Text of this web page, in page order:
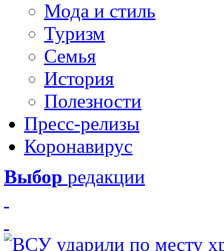
Мода и стиль
Туризм
Семья
История
Полезности
Пресс-релизы
Коронавирус
Выбор редакции